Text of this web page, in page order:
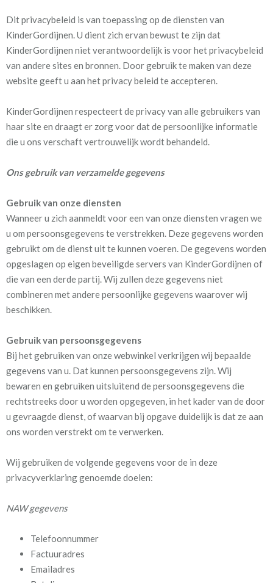
Dit privacybeleid is van toepassing op de diensten van
KinderGordijnen. U dient zich ervan bewust te zijn dat
KinderGordijnen niet verantwoordelijk is voor het privacybeleid
van andere sites en bronnen. Door gebruik te maken van deze
website geeft u aan het privacy beleid te accepteren.
KinderGordijnen respecteert de privacy van alle gebruikers van
haar site en draagt er zorg voor dat de persoonlijke informatie
die u ons verschaft vertrouwelijk wordt behandeld.
Ons gebruik van verzamelde gegevens
Gebruik van onze diensten
Wanneer u zich aanmeldt voor een van onze diensten vragen we
u om persoonsgegevens te verstrekken. Deze gegevens worden
gebruikt om de dienst uit te kunnen voeren. De gegevens worden
opgeslagen op eigen beveiligde servers van KinderGordijnen of
die van een derde partij. Wij zullen deze gegevens niet
combineren met andere persoonlijke gegevens waarover wij
beschikken.
Gebruik van persoonsgegevens
Bij het gebruiken van onze webwinkel verkrijgen wij bepaalde
gegevens van u. Dat kunnen persoonsgegevens zijn. Wij
bewaren en gebruiken uitsluitend de persoonsgegevens die
rechtstreeks door u worden opgegeven, in het kader van de door
u gevraagde dienst, of waarvan bij opgave duidelijk is dat ze aan
ons worden verstrekt om te verwerken.
Wij gebruiken de volgende gegevens voor de in deze
privacyverklaring genoemde doelen:
NAW gegevens
Telefoonnummer
Factuuradres
Emailadres